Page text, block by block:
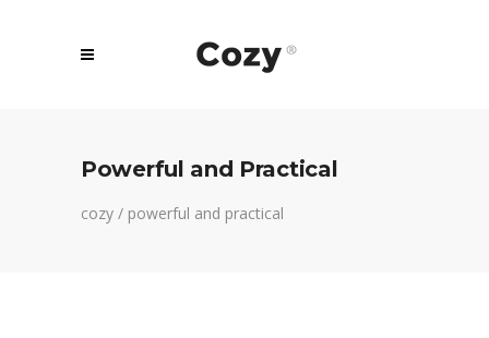
Powerful and Practical
cozy / powerful and practical